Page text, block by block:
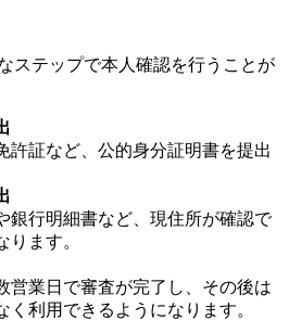
ステップで本人確認を行うことが
許証など、公的身分証明書を提出
銀行明細書など、現住所が確認で
ります。
営業日で審査が完了し、その後は
く利用できるようになります。